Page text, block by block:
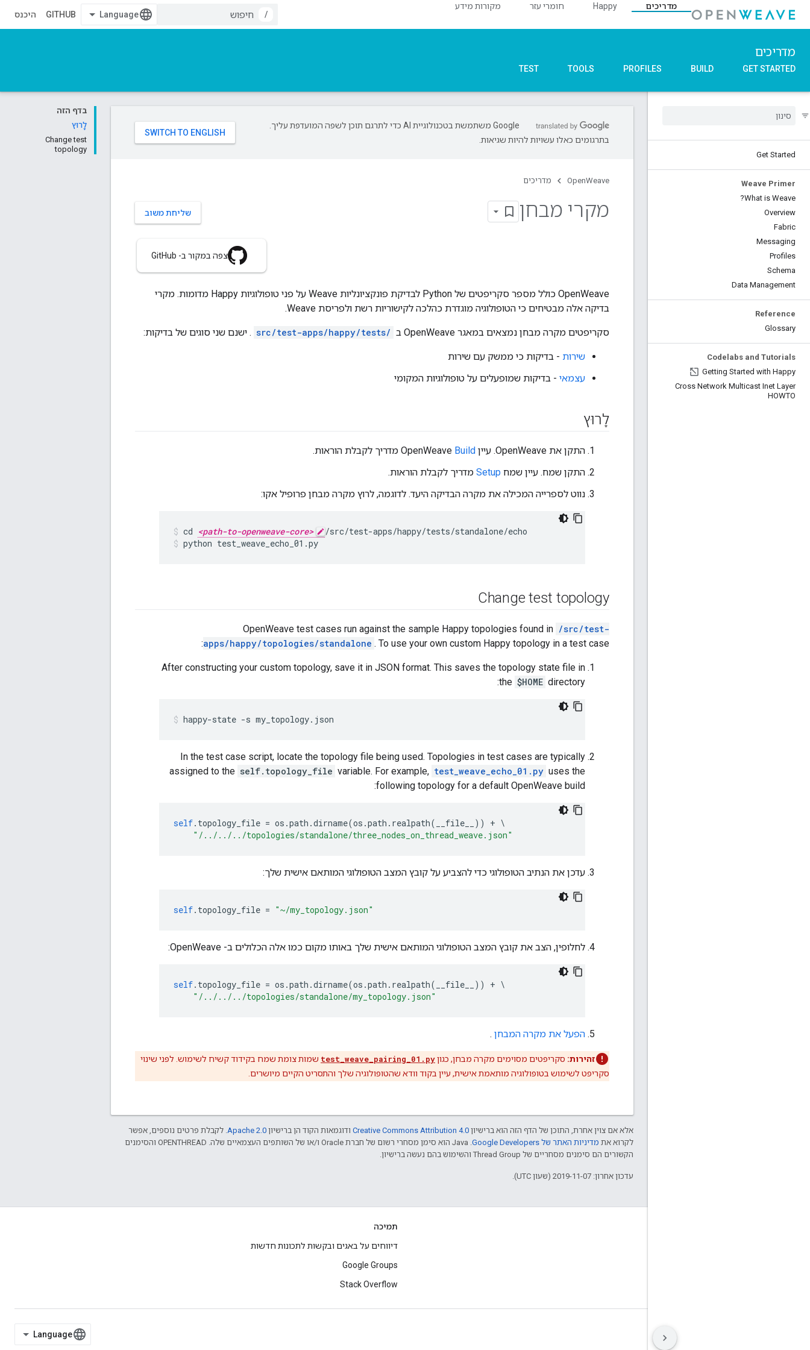
מדריכים Happy חומרי עזר
מקורות מידע
/
GITHUB היכנס
מדריכים
GET STARTED
BUILD
PROFILES
TOOLS
TEST
Get Started
Weave Primer
What is Weave?
Overview
Fabric
Messaging
Profiles
Schema
Data Management
Reference
Glossary
Codelabs and Tutorials
Getting Started with Happy
Cross Network Multicast Inet Layer
HOWTO
בדף הזה
לָרוּץ
Change test
topology
‫Google משתמשת בטכנולוגיית AI כדי לתרגם תוכן לשפה המועדפת עליך.
בתרגומים כאלו עשויות להיות שגיאות.
OpenWeave מדריכים
שליחת משוב מקרי מבחן
צפה במקור ב- GitHub
OpenWeave כולל מספר סקריפטים של Python לבדיקת פונקציונליות Weave על פני טופולוגיות Happy מדומות. מקרי
בדיקה אלה מבטיחים כי הטופולוגיה מוגדרת כהלכה לקישוריות רשת ולפריסת Weave.
סקריפטים מקרה מבחן נמצאים במאגר OpenWeave ב /src/test-apps/happy/tests . ישנם שני סוגים של בדיקות:
שירות - בדיקות כי ממשק עם שירות
עצמאי - בדיקות שמופעלים על טופולוגיות המקומי
לָרוּץ
התקן את OpenWeave. עיין OpenWeave Build
מדריך לקבלת הוראות.
התקן שמח. עיין שמח Setup מדריך לקבלת הוראות.
נווט לספרייה המכילה את מקרה הבדיקה היעד. לדוגמה, לרוץ מקרה מבחן פרופיל אקו:
cd <path-to-openweave-core>
/src/test-apps/happy/tests/standalone/echo
python test_weave_echo_01.py
Change test topology
OpenWeave test cases run against the sample Happy topologies found in /src/test-
apps/happy/topologies/standalone . To use your own custom Happy topology in a test case:
After constructing your custom topology, save it in JSON format. This saves the topology state file in
the $HOME directory:
happy-state -s my_topology.json
In the test case script, locate the topology file being used. Topologies in test cases are typically
assigned to the self.topology_file variable. For example, test_weave_echo_01.py uses the
following topology for a default OpenWeave build:
self. topology_file = os .path .dirname(os .path . realpath( __file__ )) + \
"/../../../topologies/standalone/three_nodes_on_thread_weave.json"
עדכן את הנתיב הטופולוגי כדי להצביע על קובץ המצב הטופולוגי המותאם אישית שלך:
self. topology_file = "~/my_topology.json"
לחלופין, הצב את קובץ המצב הטופולוגי המותאם אישית שלך באותו מקום כמו אלה הכלולים ב- OpenWeave:
self. topology_file = os .path .dirname(os .path . realpath( __file__ )) + \
"/../../../topologies/standalone/my_topology.json"
הפעל את מקרה המבחן .
זהירות: סקריפטים מסוימים מקרה מבחן, כגוןtest_weave_pairing_01.py שמות צומת שמח בקידוד קשיח לשימוש. לפני שינוי
סקריפט לשימוש בטופולוגיה מותאמת אישית, עיין בקוד וודא שהטופולוגיה שלך והתסריט הקיים מיושרים.
אלא אם צוין אחרת, התוכן של הדף הזה הוא ברישיון Creative Commons Attribution 4.0‏ ודוגמאות הקוד הן ברישיון Apache 2.0‏. לקבלת פרטים נוספים, אפשר
לקרוא את מדיניות האתר של Google Developers‏
.‏ Java הוא סימן מסחרי רשום של חברת Oracle ו/או של השותפים העצמאיים שלה. ‫OPENTHREAD והסימנים
הקשורים הם סימנים מסחריים של Thread Group והשימוש בהם נעשה ברישיון.
עדכון אחרון: 2019-11-07 (שעון UTC).
תמיכה
דיווחים על באגים ובקשות לתכונות חדשות
Google Groups
Stack Overflow